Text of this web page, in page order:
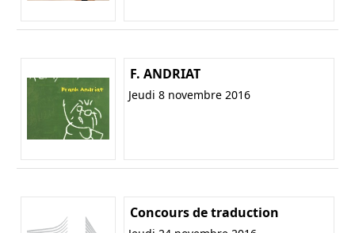
F. ANDRIAT
Jeudi 8 novembre 2016
Concours de traduction